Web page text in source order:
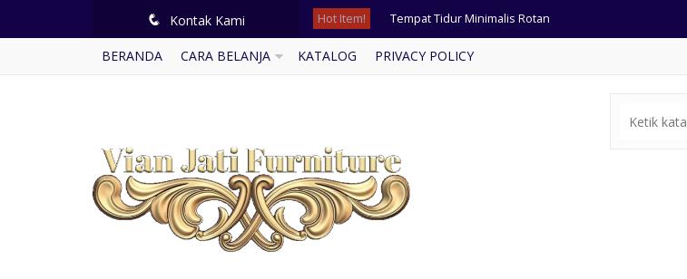
q Kontak Kami Hot Item! Tempat Tidur Minimalis Rotan
Kursi Tamu Cat Emas Ukir Klasik
Gebyok Pintu 2 Ukir Jati
Buffet Tv Jati Ukiran Minimalis
BERANDA CARA BELANJA KATALOG PRIVACY POLICY